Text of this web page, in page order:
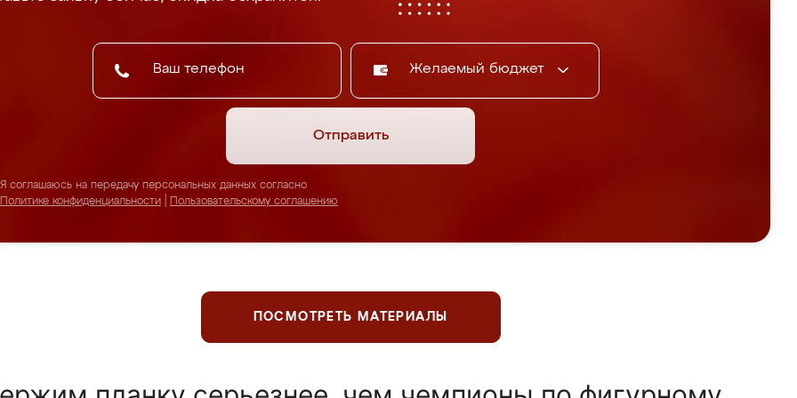
Желаемый бюджет
Отправить
Я соглашаюсь на передачу персональных данных согласно
Политике конфиденциальности
Пользовательскому соглашению
ПОСМОТРЕТЬ МАТЕРИАЛЫ